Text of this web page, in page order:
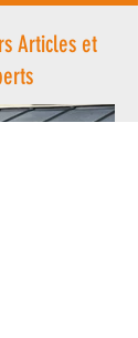
Articles et